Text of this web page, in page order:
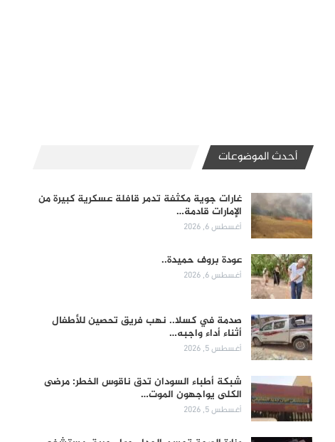
أحدث الموضوعات
غارات جوية مكثفة تدمر قافلة عسكرية كبيرة من
الإمارات قادمة…
أغسطس 6, 2026
عودة بروف حميدة..
أغسطس 6, 2026
صدمة في كسلا.. نهب فريق تحصين للأطفال
أثناء أداء واجبه…
أغسطس 5, 2026
شبكة أطباء السودان تدق ناقوس الخطر: مرضى
الكلى يواجهون الموت…
أغسطس 5, 2026